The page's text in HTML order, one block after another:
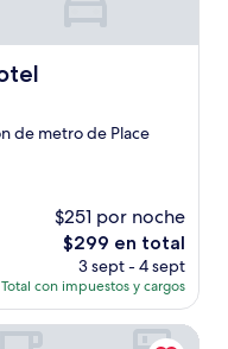
de metro de Place
$251 por noche
El
precio
actual
es
de
$299 en total
3 sept - 4 sept
Total con impuestos y cargos
Hotel & Suites